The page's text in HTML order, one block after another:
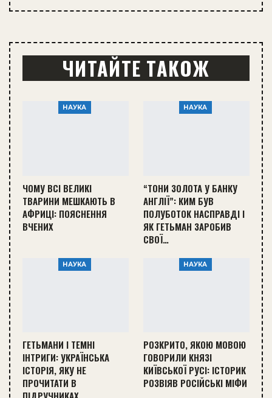
ЧИТАЙТЕ ТАКОЖ
НАУКА
ЧОМУ ВСІ ВЕЛИКІ
ТВАРИНИ МЕШКАЮТЬ В
АФРИЦІ: ПОЯСНЕННЯ
ВЧЕНИХ
НАУКА
“ТОНИ ЗОЛОТА У БАНКУ
АНГЛІЇ”: КИМ БУВ
ПОЛУБОТОК НАСПРАВДІ І
ЯК ГЕТЬМАН ЗАРОБИВ
СВОЇ…
НАУКА
ГЕТЬМАНИ І ТЕМНІ
ІНТРИГИ: УКРАЇНСЬКА
ІСТОРІЯ, ЯКУ НЕ
ПРОЧИТАТИ В
НАУКА
РОЗКРИТО, ЯКОЮ МОВОЮ
ГОВОРИЛИ КНЯЗІ
КИЇВСЬКОЇ РУСІ: ІСТОРИК
РОЗВІЯВ РОСІЙСЬКІ МІФИ